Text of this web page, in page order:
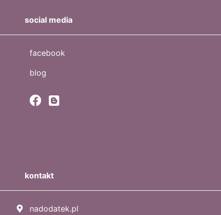
social media
facebook
blog
kontakt
nadodatek.pl